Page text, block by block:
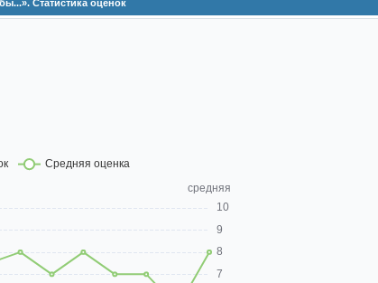
Статистика оценок